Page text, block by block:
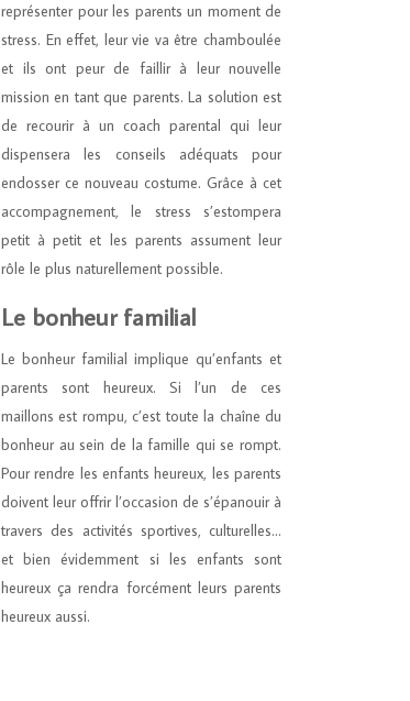
représenter pour les parents un moment de
stress. En effet, leur vie va être chamboulée
et ils ont peur de faillir à leur nouvelle
mission en tant que parents. La solution est
de recourir à un coach parental qui leur
dispensera les conseils adéquats pour
endosser ce nouveau costume. Grâce à cet
accompagnement, le stress s’estompera
petit à petit et les parents assument leur
rôle le plus naturellement possible.
Le bonheur familial
Le bonheur familial implique qu’enfants et
parents sont heureux. Si l’un de ces
maillons est rompu, c’est toute la chaîne du
bonheur au sein de la famille qui se rompt.
Pour rendre les enfants heureux, les parents
doivent leur offrir l’occasion de s’épanouir à
travers des activités sportives, culturelles…
et bien évidemment si les enfants sont
heureux ça rendra forcément leurs parents
heureux aussi.